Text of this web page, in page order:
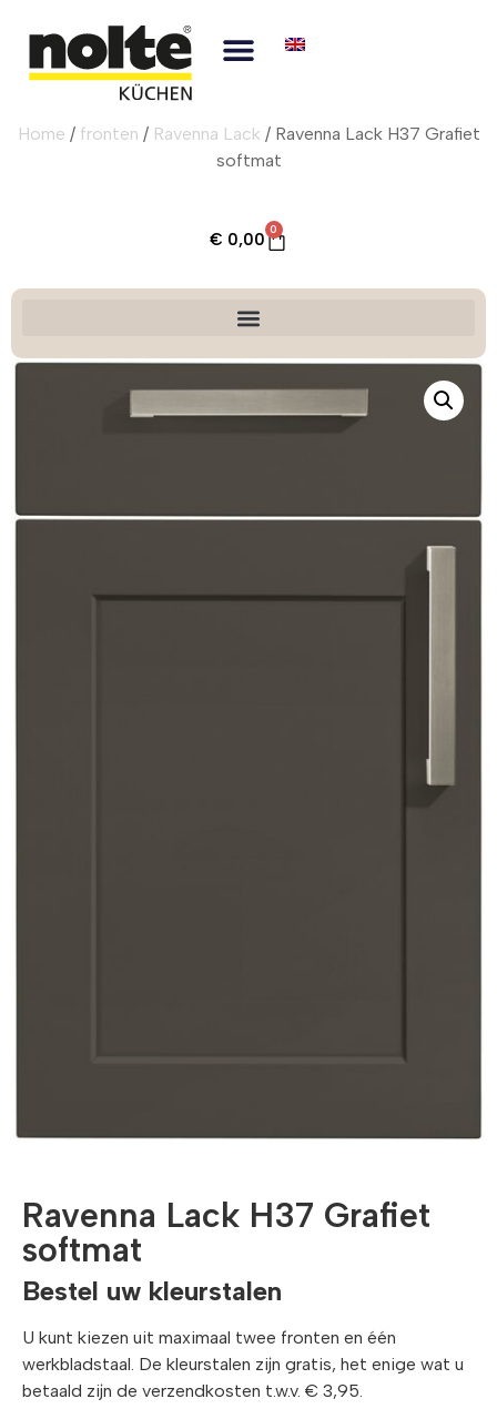
Home / fronten / Ravenna Lack / Ravenna Lack H37 Grafiet
softmat
€ 0,00
0
Ravenna Lack H37 Grafiet
softmat
Bestel uw kleurstalen
U kunt kiezen uit maximaal twee fronten en één
werkbladstaal. De kleurstalen zijn gratis, het enige wat u
betaald zijn de verzendkosten t.w.v. € 3,95.